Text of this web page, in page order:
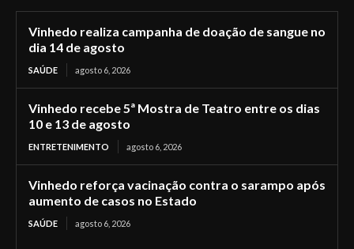
Vinhedo realiza campanha de doação de sangue no
dia 14 de agosto
SAÚDE agosto 6, 2026
Vinhedo recebe 5ª Mostra de Teatro entre os dias
10 e 13 de agosto
ENTRETENIMENTO agosto 6, 2026
Vinhedo reforça vacinação contra o sarampo após
aumento de casos no Estado
SAÚDE agosto 6, 2026